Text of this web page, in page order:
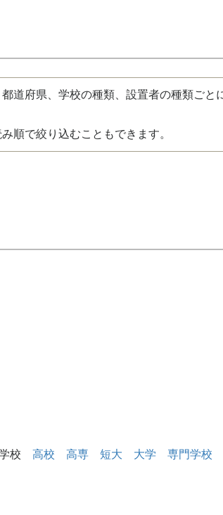
道府県、学校の種類、設置者の種類ごと
順で絞り込むこともできます。
校 高校 高専 短大 大学 専門学校